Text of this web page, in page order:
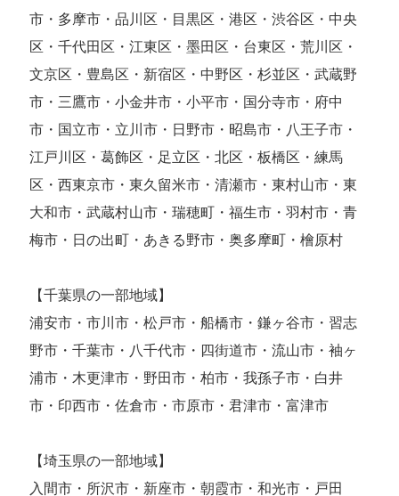
市・多摩市・品川区・目黒区・港区・渋谷区・中央
区・千代田区・江東区・墨田区・台東区・荒川区・
文京区・豊島区・新宿区・中野区・杉並区・武蔵野
市・三鷹市・小金井市・小平市・国分寺市・府中
市・国立市・立川市・日野市・昭島市・八王子市・
江戸川区・葛飾区・足立区・北区・板橋区・練馬
区・西東京市・東久留米市・清瀬市・東村山市・東
大和市・武蔵村山市・瑞穂町・福生市・羽村市・青
梅市・日の出町・あきる野市・奥多摩町・檜原村
【千葉県の一部地域】
浦安市・市川市・松戸市・船橋市・鎌ヶ谷市・習志
野市・千葉市・八千代市・四街道市・流山市・袖ヶ
浦市・木更津市・野田市・柏市・我孫子市・白井
市・印西市・佐倉市・市原市・君津市・富津市
【埼玉県の一部地域】
入間市・所沢市・新座市・朝霞市・和光市・戸田